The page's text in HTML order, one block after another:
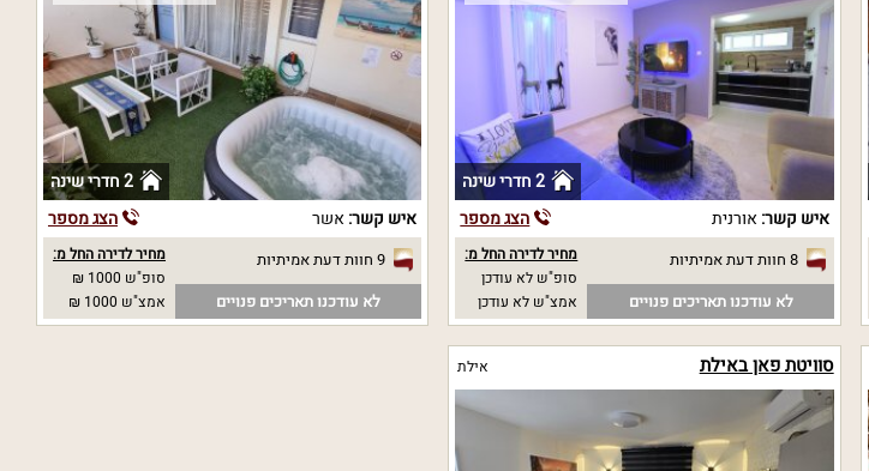
2 חדרי שינה
איש קשר: אורנית הצג מספר
8 חוות דעת אמיתיות
לא עודכנו תאריכים פנויים
מחיר לדירה החל מ:
סופ"ש לא עודכן
אמצ"ש לא עודכן
2 חדרי שינה
איש קשר: אשר הצג מספר
9 חוות דעת אמיתיות
לא עודכנו תאריכים פנויים
מחיר לדירה החל מ:
סופ"ש 1000 ₪
אמצ"ש 1000 ₪
סוויטת פאן באילת אילת